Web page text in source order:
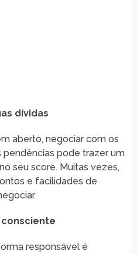
dívidas
aberto, negociar com os
pendências pode trazer um
seu score. Muitas vezes,
e facilidades de
responsável é